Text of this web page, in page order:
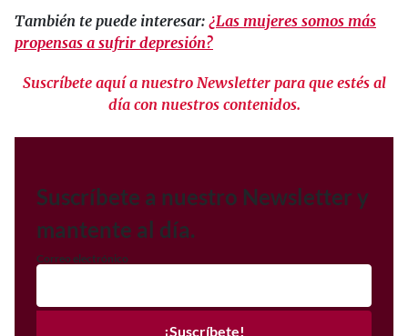
También te puede interesar: ¿Las mujeres somos más
propensas a sufrir depresión?
Suscríbete aquí a nuestro Newsletter para que estés al
día con nuestros contenidos.
Suscríbete a nuestro Newsletter y
mantente al día.
Correo electrónico
¡Suscríbete!